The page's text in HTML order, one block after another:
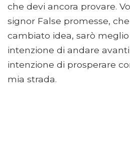
che devi ancora provare.
signor False promesse,
cambiato idea, sarò
intenzione di andare
intenzione di prosperare
mia strada.